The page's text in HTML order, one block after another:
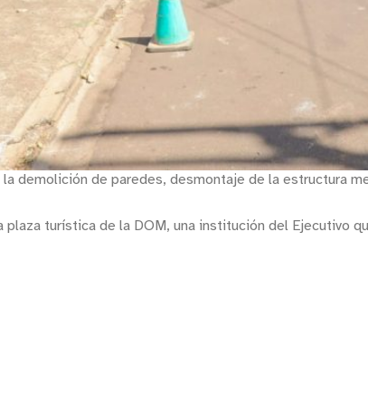
demolición de paredes, desmontaje de la estructura
turística de la DOM, una institución del Ejecutivo